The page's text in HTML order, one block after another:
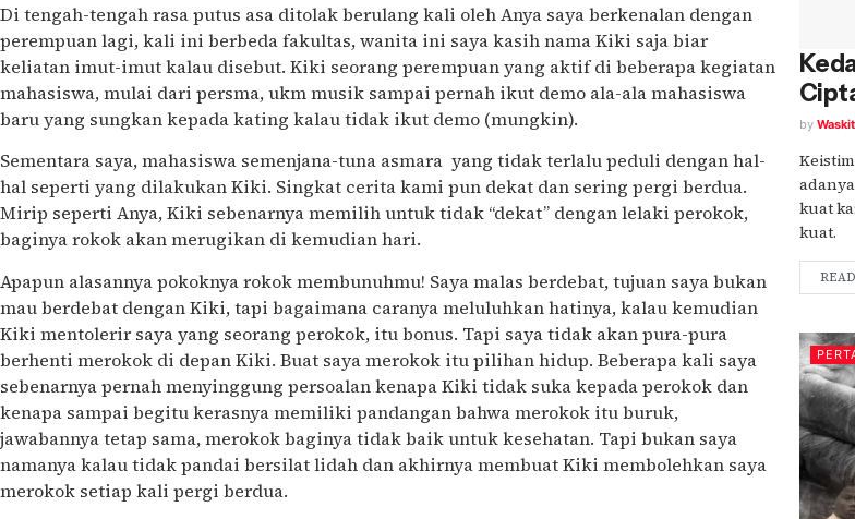
Di tengah-tengah rasa putus asa ditolak berulang kali oleh Anya saya berkenalan dengan
perempuan lagi, kali ini berbeda fakultas, wanita ini saya kasih nama Kiki saja biar
keliatan imut-imut kalau disebut. Kiki seorang perempuan yang aktif di beberapa kegiatan
mahasiswa, mulai dari persma, ukm musik sampai pernah ikut demo ala-ala mahasiswa
baru yang sungkan kepada kating kalau tidak ikut demo (mungkin).
Sementara saya, mahasiswa semenjana-tuna asmara yang tidak terlalu peduli dengan hal-
hal seperti yang dilakukan Kiki. Singkat cerita kami pun dekat dan sering pergi berdua.
Mirip seperti Anya, Kiki sebenarnya memilih untuk tidak “dekat” dengan lelaki perokok,
baginya rokok akan merugikan di kemudian hari.
Apapun alasannya pokoknya rokok membunuhmu! Saya malas berdebat, tujuan saya bukan
mau berdebat dengan Kiki, tapi bagaimana caranya meluluhkan hatinya, kalau kemudian
Kiki mentolerir saya yang seorang perokok, itu bonus. Tapi saya tidak akan pura-pura
berhenti merokok di depan Kiki. Buat saya merokok itu pilihan hidup. Beberapa kali saya
sebenarnya pernah menyinggung persoalan kenapa Kiki tidak suka kepada perokok dan
kenapa sampai begitu kerasnya memiliki pandangan bahwa merokok itu buruk,
jawabannya tetap sama, merokok baginya tidak baik untuk kesehatan. Tapi bukan saya
namanya kalau tidak pandai bersilat lidah dan akhirnya membuat Kiki membolehkan saya
merokok setiap kali pergi berdua.
by
kuat
kuat.